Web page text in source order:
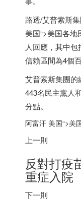
路透/艾普索斯
美国“>美国各地
人回應，其中包
信賴區間為4個百
艾普索斯集團的
443名民主黨人
分點。
阿富汗 美国“>美
上一則
反對打疫
重症入院
下一則